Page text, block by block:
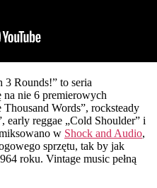
Rounds!” to seria
na nie 6 premierowych
Words”, rocksteady
early reggae „Cold Shoulder” i
w Shock and Audio,
sprzętu, tak by jak
roku. Vintage music pełną